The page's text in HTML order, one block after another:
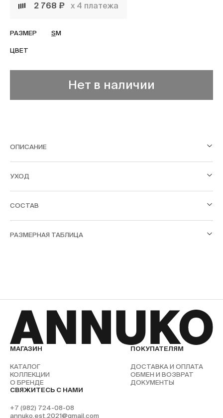
2 768 ₽ х 4 платежа
РАЗМЕР SM
ЦВЕТ
Нет в наличии
ОПИСАНИЕ
УХОД
СОСТАВ
РАЗМЕРНАЯ ТАБЛИЦА
МАГАЗИН
КАТАЛОГ
КОЛЛЕКЦИИ
О БРЕНДЕ
ПОКУПАТЕЛЯМ
ДОСТАВКА И ОПЛАТА
ОБМЕН И ВОЗВРАТ
ДОКУМЕНТЫ
СВЯЖИТЕСЬ С НАМИ
+7 (982) 724-08-08
annuko.est.2021@gmail.com